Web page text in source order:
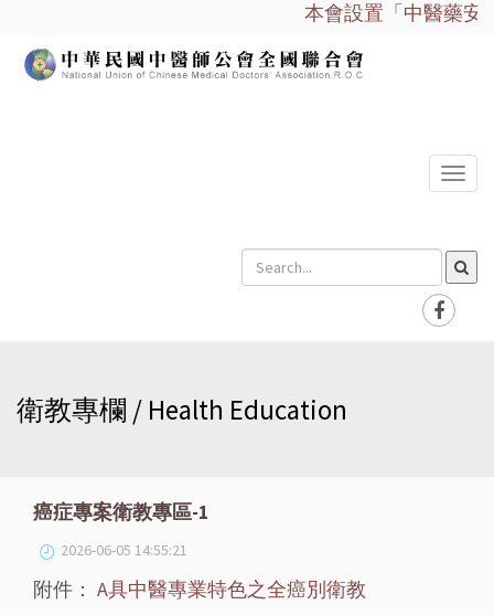
本會設置「中醫藥安
選
衛教專欄 / Health Education
癌症專案衛教專區-1
2026-06-05 14:55:21
附件： A具中醫專業特色之全癌別衛教